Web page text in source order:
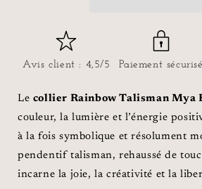
Avis client : 4,5/5 Paiement sécurisé
Le collier Rainbow Talisman Mya
couleur, la lumière et l’énergie
à la fois symbolique et résolument
pendentif talisman, rehaussé de
incarne la joie, la créativité et la